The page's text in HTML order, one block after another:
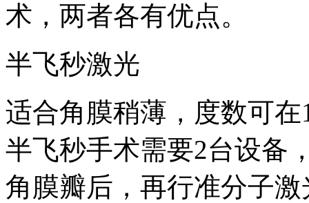
术，两者各有优点。
半飞秒激光
适合角膜稍薄，度数可
半飞秒手术需要2台设备
角膜瓣后，再行准分子